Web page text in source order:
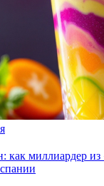
как миллиардер из